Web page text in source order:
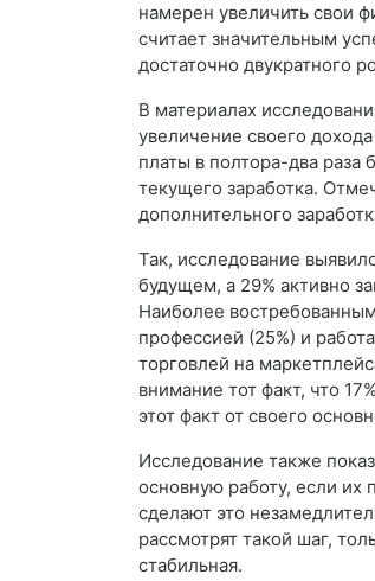
намерен увеличить свои
считает значительным
достаточно двукратного
В материалах
увеличение своего
платы в полтора-два раза
текущего заработка.
дополнительного
Так, исследование
будущем, а 29% активно
Наиболее
профессией (25%) и
торговлей на
внимание тот факт, что
этот факт от своего
Исследование также
основную работу, если их
сделают это
рассмотрят такой шаг,
стабильная.